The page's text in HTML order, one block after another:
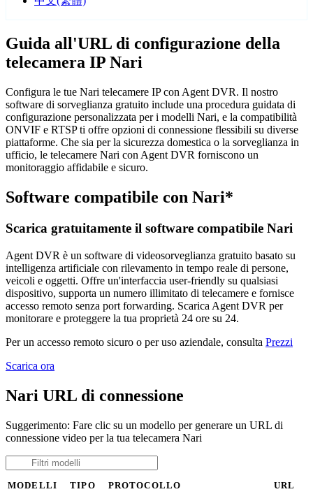
Guida all'URL di configurazione della
telecamera IP Nari
Configura le tue Nari telecamere IP con Agent DVR. Il nostro
software di sorveglianza gratuito include una procedura guidata di
configurazione personalizzata per i modelli Nari, e la compatibilità
ONVIF e RTSP ti offre opzioni di connessione flessibili su diverse
piattaforme. Che sia per la sicurezza domestica o la sorveglianza in
ufficio, le telecamere Nari con Agent DVR forniscono un
monitoraggio affidabile e sicuro.
Software compatibile con Nari*
Scarica gratuitamente il software compatibile Nari
Agent DVR è un software di videosorveglianza gratuito basato su
intelligenza artificiale con rilevamento in tempo reale di persone,
veicoli e oggetti. Offre un'interfaccia user-friendly su qualsiasi
dispositivo, supporta un numero illimitato di telecamere e fornisce
accesso remoto senza port forwarding. Scarica Agent DVR per
monitorare e proteggere la tua proprietà 24 ore su 24.
Per un accesso remoto sicuro o per uso aziendale, consulta Prezzi
Scarica ora
Nari URL di connessione
Suggerimento: Fare clic su un modello per generare un URL di
connessione video per la tua telecamera Nari
MODELLI TIPO PROTOCOLLO URL